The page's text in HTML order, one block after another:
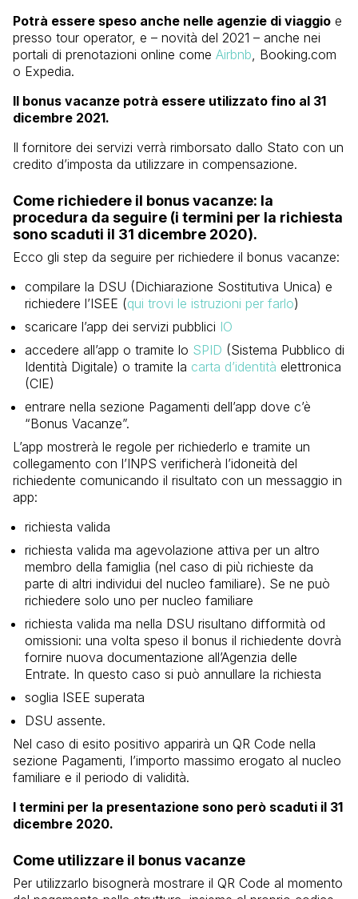
Potrà essere speso anche nelle agenzie di viaggio e
presso tour operator, e – novità del 2021 – anche nei
portali di prenotazioni online come Airbnb , Booking.com
o Expedia.
Il bonus vacanze potrà essere utilizzato fino al 31
dicembre 2021.
Il fornitore dei servizi verrà rimborsato dallo Stato con un
credito d’imposta da utilizzare in compensazione.
Come richiedere il bonus vacanze: la
procedura da seguire (i termini per la richiesta
sono scaduti il 31 dicembre 2020).
Ecco gli step da seguire per richiedere il bonus vacanze:
compilare la DSU (Dichiarazione Sostitutiva Unica) e
richiedere l’ISEE (qui trovi le istruzioni per farlo)
scaricare l’app dei servizi pubblici IO
accedere all’app o tramite lo SPID (Sistema Pubblico di
Identità Digitale) o tramite la carta d’identità elettronica
(CIE)
entrare nella sezione Pagamenti dell’app dove c’è
“Bonus Vacanze”.
L’app mostrerà le regole per richiederlo e tramite un
collegamento con l’INPS verificherà l’idoneità del
richiedente comunicando il risultato con un messaggio in
app:
richiesta valida
richiesta valida ma agevolazione attiva per un altro
membro della famiglia (nel caso di più richieste da
parte di altri individui del nucleo familiare). Se ne può
richiedere solo uno per nucleo familiare
richiesta valida ma nella DSU risultano difformità od
omissioni: una volta speso il bonus il richiedente dovrà
fornire nuova documentazione all’Agenzia delle
Entrate. In questo caso si può annullare la richiesta
soglia ISEE superata
DSU assente.
Nel caso di esito positivo apparirà un QR Code nella
sezione Pagamenti, l’importo massimo erogato al nucleo
familiare e il periodo di validità.
I termini per la presentazione sono però scaduti il 31
dicembre 2020.
Come utilizzare il bonus vacanze
Per utilizzarlo bisognerà mostrare il QR Code al momento